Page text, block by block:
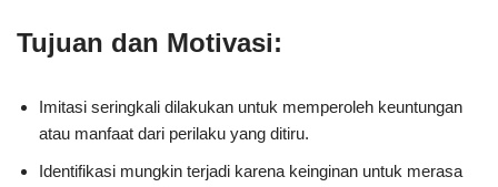
Tujuan dan Motivasi:
Imitasi seringkali dilakukan untuk memperoleh keuntungan
atau manfaat dari perilaku yang ditiru.
Identifikasi mungkin terjadi karena keinginan untuk merasa